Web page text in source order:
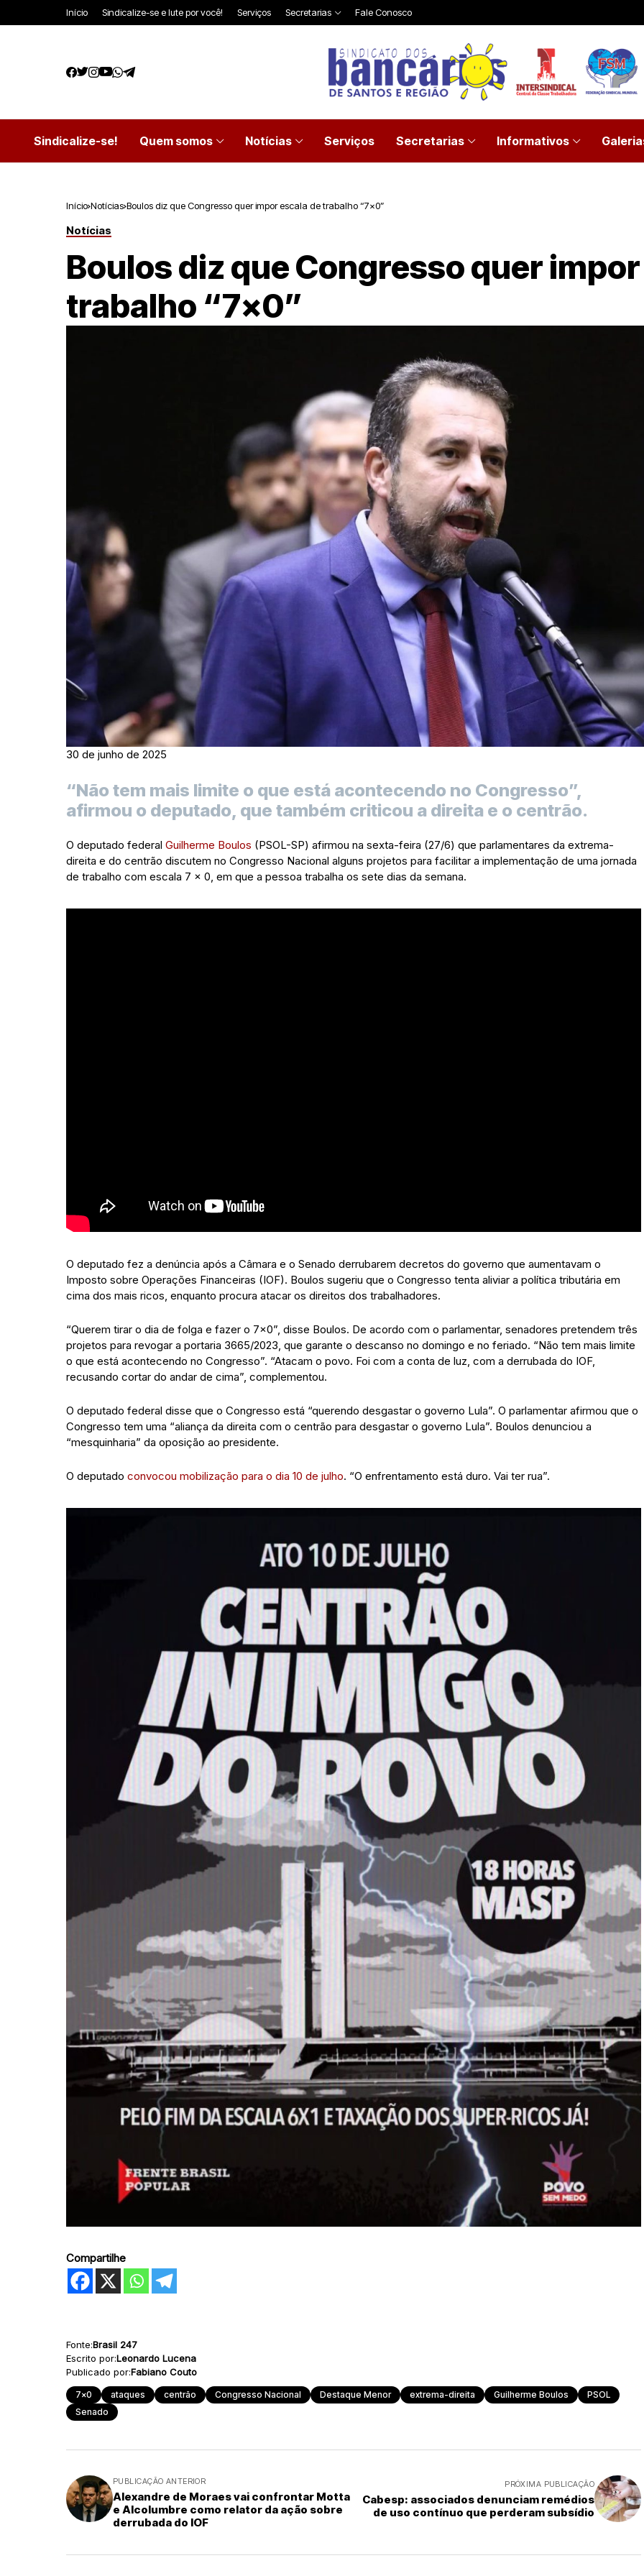
Início Sindicalize-se e lute por você! Serviços Secretarias Fale Conosco
Sindicalize-se! Quem somos Notícias Serviços Secretarias Informativos
Início Notícias Boulos diz que Congresso quer impor escala de trabalho “7×0”
Notícias
Boulos diz que Congresso quer
trabalho “7×0”
30 de junho de 2025
“Não tem mais limite o que está acontecendo no Congresso”,
afirmou o deputado, que também criticou a direita e o centrão.
O deputado federal Guilherme Boulos (PSOL-SP) afirmou na sexta-feira (27/6) que parlamentares da extrema-
direita e do centrão discutem no Congresso Nacional alguns projetos para facilitar a implementação de uma jornada
de trabalho com escala 7 x 0, em que a pessoa trabalha os sete dias da semana.
O deputado fez a denúncia após a Câmara e o Senado derrubarem decretos do governo que aumentavam o
Imposto sobre Operações Financeiras (IOF). Boulos sugeriu que o Congresso tenta aliviar a política tributária em
cima dos mais ricos, enquanto procura atacar os direitos dos trabalhadores.
“Querem tirar o dia de folga e fazer o 7×0”, disse Boulos. De acordo com o parlamentar, senadores pretendem três
projetos para revogar a portaria 3665/2023, que garante o descanso no domingo e no feriado. “Não tem mais limite
o que está acontecendo no Congresso”. “Atacam o povo. Foi com a conta de luz, com a derrubada do IOF,
recusando cortar do andar de cima”, complementou.
O deputado federal disse que o Congresso está “querendo desgastar o governo Lula”. O parlamentar afirmou que o
Congresso tem uma “aliança da direita com o centrão para desgastar o governo Lula”. Boulos denunciou a
“mesquinharia” da oposição ao presidente.
O deputado convocou mobilização para o dia 10 de julho. “O enfrentamento está duro. Vai ter rua”.
Compartilhe
Fonte:Brasil 247
Escrito por:Leonardo Lucena
Publicado por:Fabiano Couto
7x0 ataques centrão Congresso Nacional Destaque Menor extrema-direita Guilherme Boulos
PSOL
Senado
PUBLICAÇÃO ANTERIOR
Alexandre de Moraes vai confrontar Motta
e Alcolumbre como relator da ação sobre
derrubada do IOF
PRÓXIMA PUBLICAÇÃO
Cabesp: associados denunciam remédios
de uso contínuo que perderam subsídio